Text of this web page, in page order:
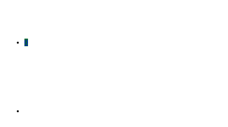
0